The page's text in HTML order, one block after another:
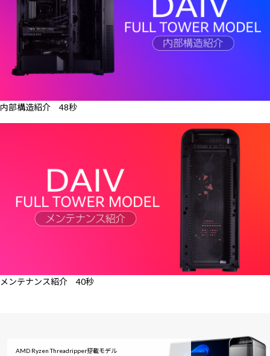
内部構造紹介 48秒
メンテナンス紹介 40秒
AMD Ryzen Threadripper搭載モデル